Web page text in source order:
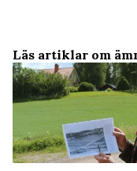
Läs artiklar om